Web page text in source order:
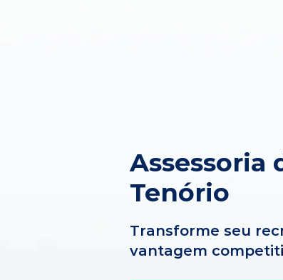
Assessoria
Tenório
Transforme seu
vantagem